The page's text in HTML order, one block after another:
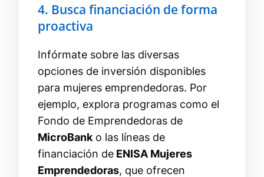
4. Busca financiación de forma
proactiva
Infórmate sobre las diversas
opciones de inversión disponibles
para mujeres emprendedoras. Por
ejemplo, explora programas como el
Fondo de Emprendedoras de
MicroBank o las líneas de
financiación de ENISA Mujeres
Emprendedoras, que ofrecen